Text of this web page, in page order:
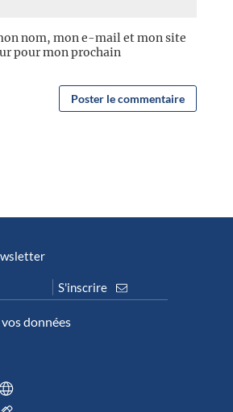
nom, mon e-mail et mon site
pour mon prochain
données